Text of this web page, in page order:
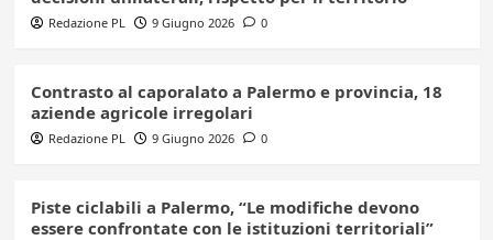
Redazione PL 9 Giugno 2026 0
Contrasto al caporalato a Palermo e provincia, 18
aziende agricole irregolari
Redazione PL 9 Giugno 2026 0
Piste ciclabili a Palermo, “Le modifiche devono
essere confrontate con le istituzioni territoriali”